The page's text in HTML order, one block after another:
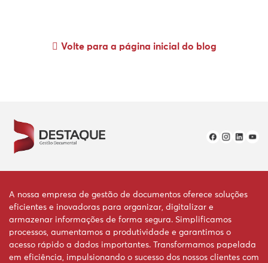
Volte para a página inicial do blog
A nossa empresa de gestão de documentos oferece soluções
eficientes e inovadoras para organizar, digitalizar e
armazenar informações de forma segura. Simplificamos
processos, aumentamos a produtividade e garantimos o
acesso rápido a dados importantes. Transformamos papelada
em eficiência, impulsionando o sucesso dos nossos clientes com